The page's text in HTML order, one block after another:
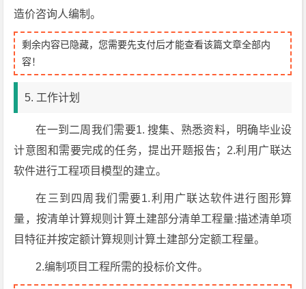
造价咨询人编制。
剩余内容已隐藏，您需要先支付后才能查看该篇文章全部内
容！
5. 工作计划
在一到二周我们需要1. 搜集、熟悉资料，明确毕业设
计意图和需要完成的任务，提出开题报告；2.利用广联达
软件进行工程项目模型的建立。
在三到四周我们需要1.利用广联达软件进行图形算
量，按清单计算规则计算土建部分清单工程量:描述清单项
目特征并按定额计算规则计算土建部分定额工程量。
2.编制项目工程所需的投标价文件。